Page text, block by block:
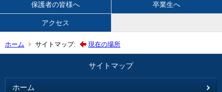
保護者の皆様へ 卒業生へ
アクセス
ホーム サイトマップ: 現在の場所
サイトマップ
ホーム